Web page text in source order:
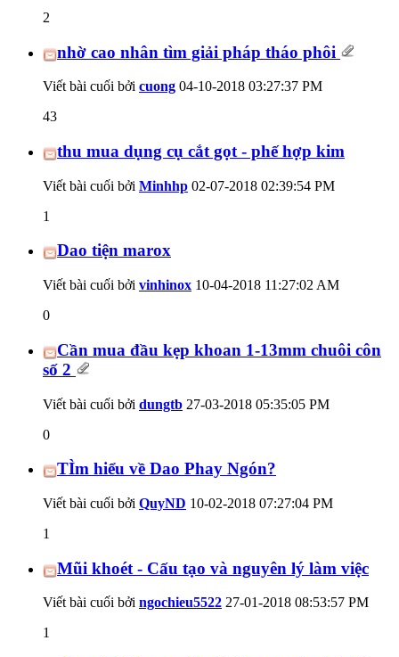
2
nhờ cao nhân tìm giải pháp tháo phôi
Viết bài cuối bởi cuong 04-10-2018 03:27:37 PM
43
thu mua dụng cụ cắt gọt - phế hợp kim
Viết bài cuối bởi Minhhp 02-07-2018 02:39:54 PM
1
Dao tiện marox
Viết bài cuối bởi vinhinox 10-04-2018 11:27:02 AM
0
Cần mua đầu kẹp khoan 1-13mm chuôi côn
số 2
Viết bài cuối bởi dungtb 27-03-2018 05:35:05 PM
0
TÌm hiểu về Dao Phay Ngón?
Viết bài cuối bởi QuyND 10-02-2018 07:27:04 PM
1
Mũi khoét - Cấu tạo và nguyên lý làm việc
Viết bài cuối bởi ngochieu5522 27-01-2018 08:53:57 PM
1